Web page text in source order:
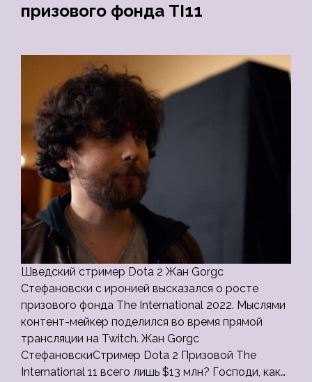
призового фонда TI11
Шведский стример Dota 2 Жан Gorgc
Стефановски с иронией высказался о росте
призового фонда The International 2022. Мыслями
контент-мейкер поделился во время прямой
трансляции на Twitch. Жан Gorgc
СтефановскиСтример Dota 2 Призовой The
International 11 всего лишь $13 млн? Господи, как…